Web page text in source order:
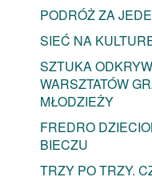
PODRÓŻ ZA
SIEĆ NA
SZTUKA
WARSZTATÓW
MŁODZIEŻY
FREDRO
BIECZU
TRZY PO TRZY.